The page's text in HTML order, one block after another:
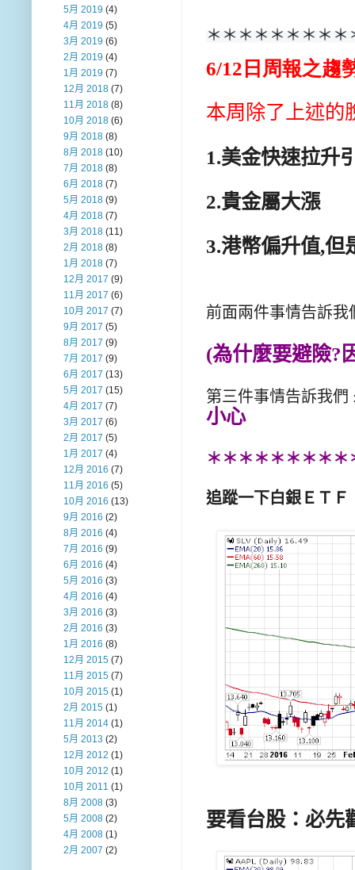
＊＊＊＊＊＊＊＊
6/12日周報之趨
本周除了上述的
1.美金快速拉升
2.貴金屬大漲
3.港幣偏升值,但
前面兩件事情告訴
(為什麼要避險?
第三件事情告訴我
小心
＊＊＊＊＊＊＊＊
追蹤一下白銀ＥＴＦ
要看台股：必先
5月 2019 (4)
4月 2019 (5)
3月 2019 (6)
2月 2019 (4)
1月 2019 (7)
12月 2018 (7)
11月 2018 (8)
10月 2018 (6)
9月 2018 (8)
8月 2018 (10)
7月 2018 (8)
6月 2018 (7)
5月 2018 (9)
4月 2018 (7)
3月 2018 (11)
2月 2018 (8)
1月 2018 (7)
12月 2017 (9)
11月 2017 (6)
10月 2017 (7)
9月 2017 (5)
8月 2017 (9)
7月 2017 (9)
6月 2017 (13)
5月 2017 (15)
4月 2017 (7)
3月 2017 (6)
2月 2017 (5)
1月 2017 (4)
12月 2016 (7)
11月 2016 (5)
10月 2016 (13)
9月 2016 (2)
8月 2016 (4)
7月 2016 (9)
6月 2016 (4)
5月 2016 (3)
4月 2016 (4)
3月 2016 (3)
2月 2016 (3)
1月 2016 (8)
12月 2015 (7)
11月 2015 (7)
10月 2015 (1)
2月 2015 (1)
11月 2014 (1)
5月 2013 (2)
12月 2012 (1)
10月 2012 (1)
10月 2011 (1)
8月 2008 (3)
5月 2008 (2)
4月 2008 (1)
2月 2007 (2)